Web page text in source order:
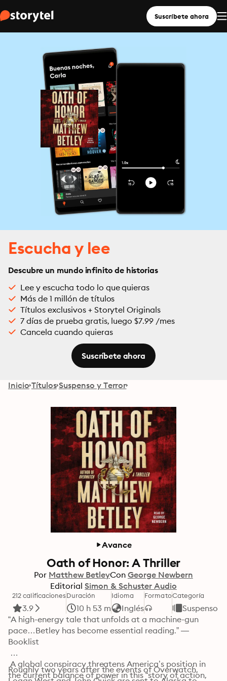
Suscríbete ahora
Escucha y lee
Descubre un mundo infinito de historias
Lee y escucha todo lo que quieras
Más de 1 millón de títulos
Títulos exclusivos + Storytel Originals
7 días de prueba gratis, luego $7.99 /mes
Cancela cuando quieras
Suscríbete ahora
Inicio Títulos Suspenso y Terror
Avance
Oath of Honor: A Thriller
Por Matthew BetleyCon George Newbern
Editorial Simon & Schuster Audio
212 calificaciones
3.9
Duración
10 h 53 m
Idioma
Inglés
FormatoCategoría
Suspenso
“A high-energy tale that unfolds at a machine-gun
pace…Betley has become essential reading.” —
Booklist
A global conspiracy threatens America’s position in
the current balance of power in this “story of action,
Roughly two years after the events of Overwatch,